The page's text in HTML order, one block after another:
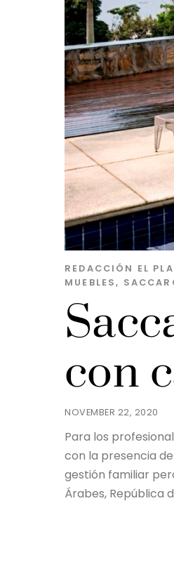
NOVEMBER 22, 2020
con
REDACCIÓN EL
MUEBLES,
Para los
con la presencia
gestión familiar
Árabes, República